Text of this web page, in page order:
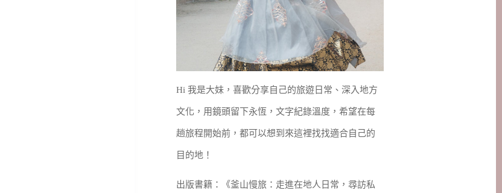
Hi 我是大妹，喜歡分享自己的旅遊日常、深入地方
文化，用鏡頭留下永恆，文字紀錄溫度，希望在每
趟旅程開始前，都可以想到來這裡找找適合自己的
目的地！
出版書籍：《釜山慢旅：走進在地人日常，尋訪私